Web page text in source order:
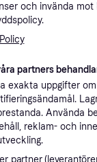
och invända
partners
exakta uppgifter
Använda
reklam- och